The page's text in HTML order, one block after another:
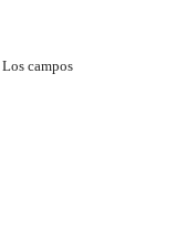
Los campos